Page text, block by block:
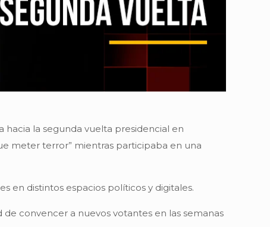
la segunda vuelta presidencial en
meter terror” mientras participaba en una
en distintos espacios políticos y digitales.
convencer a nuevos votantes en las semanas